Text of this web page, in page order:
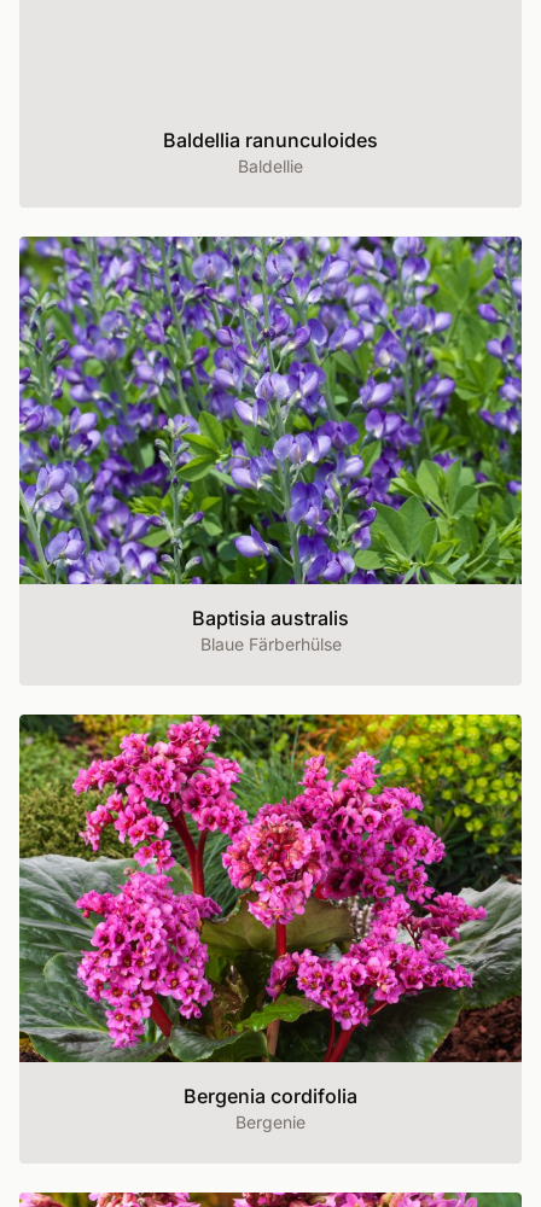
Baldellia ranunculoides
Baldellie
Baptisia australis
Blaue Färberhülse
Bergenia cordifolia
Bergenie